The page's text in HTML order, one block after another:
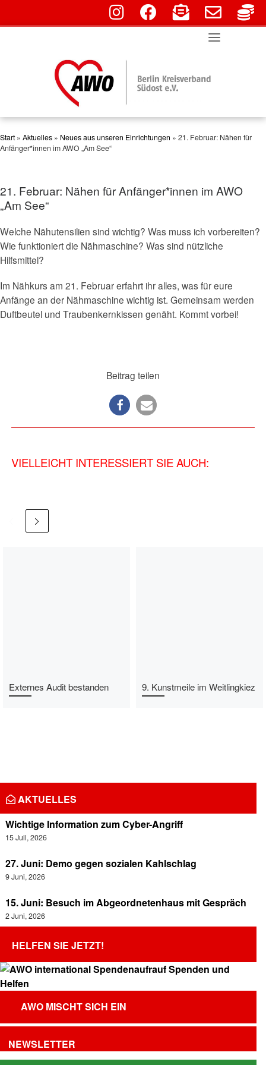
content
fab fa-instagramfab fa-facebook
fas fa-envelope-
far fa-
Start » Aktuelles » Neues aus unseren Einrichtungen » 21. Februar: Nähen für
Anfänger*innen im AWO „Am See“
21. Februar: Nähen für Anfänger*innen im AWO
„Am See“
Welche Nähutensilien sind wichtig? Was muss ich vorbereiten?
Wie funktioniert die Nähmaschine? Was sind nützliche
Hilfsmittel?
Im Nähkurs am 21. Februar erfahrt ihr alles, was für eure
Anfänge an der Nähmaschine wichtig ist. Gemeinsam werden
Duftbeutel und Traubenkernkissen genäht. Kommt vorbei!
Beitrag teilen
VIELLEICHT INTERESSIERT SIE AUCH:
Externes Audit bestanden 9. Kunstmeile im Weitlingkiez
AKTUELLES
Wichtige Information zum Cyber-Angriff
15 Juli, 2026
27. Juni: Demo gegen sozialen Kahlschlag
9 Juni, 2026
15. Juni: Besuch im Abgeordnetenhaus mit Gespräch
2 Juni, 2026
HELFEN SIE JETZT!
AWO MISCHT SICH EIN
NEWSLETTER